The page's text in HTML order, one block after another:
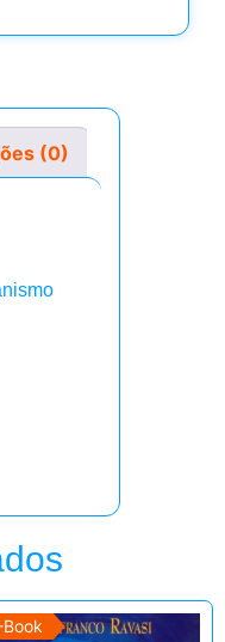
(0)
Book